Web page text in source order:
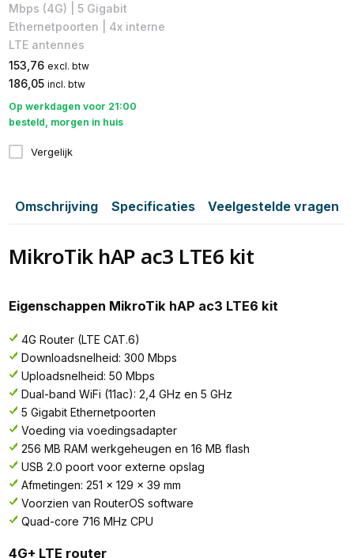
Mbps (4G)​ | 5 Gigabit
Ethernetpoorten | 4x interne
LTE antennes
153,76 excl. btw
186,05 incl. btw
Op werkdagen voor 21:00
besteld, morgen in huis
Vergelijk
Omschrijving Specificaties Veelgestelde vragen
MikroTik hAP ac3 LTE6 kit
Eigenschappen MikroTik hAP ac3 LTE6 kit
4G Router (LTE CAT.6)
Downloadsnelheid: 300 Mbps
Uploadsnelheid: 50 Mbps
Dual-band WiFi (11ac): 2,4 GHz en 5 GHz
5 Gigabit Ethernetpoorten
Voeding via voedingsadapter
256 MB RAM werkgeheugen en 16 MB flash
USB 2.0 poort voor externe opslag
Afmetingen: 251 x 129 x 39 mm
Voorzien van RouterOS software
Quad-core 716 MHz CPU
4G+ LTE router